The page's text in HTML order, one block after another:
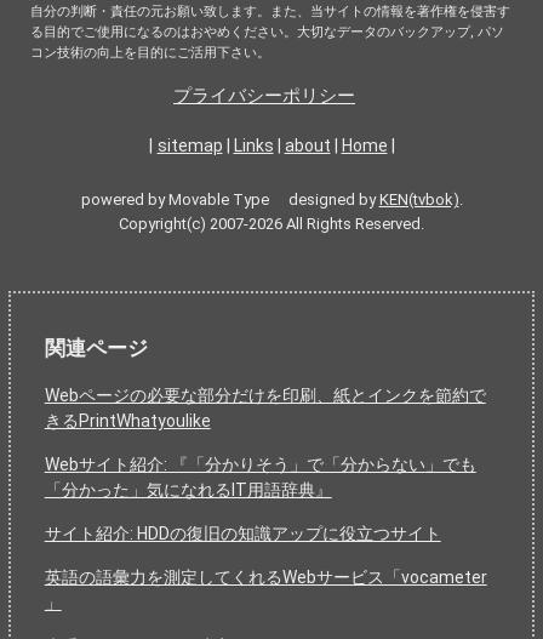
自分の判断・責任の元お願い致します。また、当サイトの情報を著作権を侵害す
る目的でご使用になるのはおやめください。大切なデータのバックアップ, パソ
コン技術の向上を目的にご活用下さい。
プライバシーポリシー
sitemap Links about Home
powered by Movable Type designed byKEN(tvbok)
Copyright(c) 2007-2026 All Rights Reserved.
関連ページ
Webページの必要な部分だけを印刷、紙とインクを節約で
きるPrintWhatyoulike
Webサイト紹介: 『「分かりそう」で「分からない」でも
「分かった」気になれるIT用語辞典』
サイト紹介: HDDの復旧の知識アップに役立つサイト
英語の語彙力を測定してくれるWebサービス「vocameter
」